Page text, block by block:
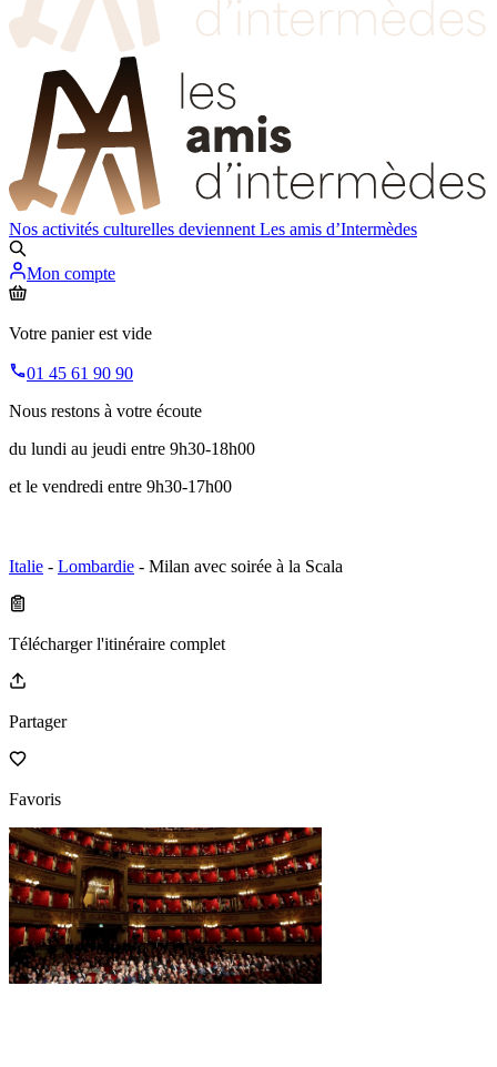
Nos activités culturelles deviennent Les amis d’Intermèdes
Mon compte
Votre panier est vide
01 45 61 90 90
Nous restons à votre écoute
du lundi au jeudi entre 9h30-18h00
et le vendredi entre 9h30-17h00
Italie - Lombardie - Milan avec soirée à la Scala
Télécharger l'itinéraire complet
Partager
Favoris